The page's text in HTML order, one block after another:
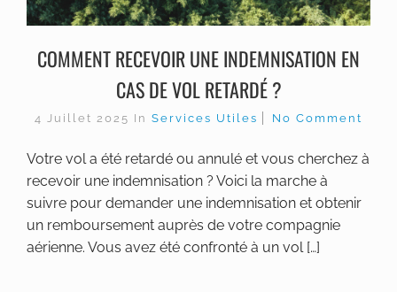
COMMENT RECEVOIR UNE INDEMNISATION EN
CAS DE VOL RETARDÉ ?
4 Juillet 2025 In Services Utiles No Comment
Votre vol a été retardé ou annulé et vous cherchez à
recevoir une indemnisation ? Voici la marche à
suivre pour demander une indemnisation et obtenir
un remboursement auprès de votre compagnie
aérienne. Vous avez été confronté à un vol […]